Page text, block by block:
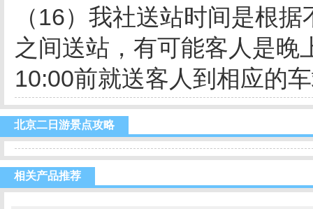
（16）我社送站时间是根
之间送站，有可能客人是晚
10:00前就送客人到相应的
北京二日游景点攻略
相关产品推荐